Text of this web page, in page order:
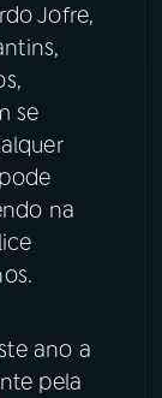
Jofre,
se
na
ano a
pela